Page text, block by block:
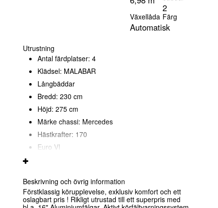
2
Växellåda
Automatisk
Färg
Utrustning
Antal färdplatser: 4
Klädsel: MALABAR
Långbäddar
Bredd: 230 cm
Höjd: 275 cm
Märke chassi: Mercedes
Hästkrafter: 170
Euro VI
bordsduk
Året runt däck Camper
Beskrivning och övrig information
Förstklassig körupplevelse, exklusiv komfort och ett
oslagbart pris ! Rikligt utrustad till ett superpris med